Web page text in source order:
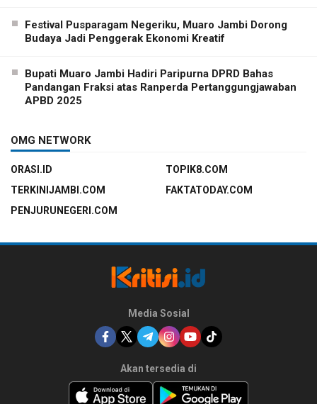
Festival Pusparagam Negeriku, Muaro Jambi Dorong
Budaya Jadi Penggerak Ekonomi Kreatif
Bupati Muaro Jambi Hadiri Paripurna DPRD Bahas
Pandangan Fraksi atas Ranperda Pertanggungjawaban
APBD 2025
OMG NETWORK
ORASI.ID
TOPIK8.COM
TERKINIJAMBI.COM
FAKTATODAY.COM
PENJURUNEGERI.COM
Media Sosial
Akan tersedia di